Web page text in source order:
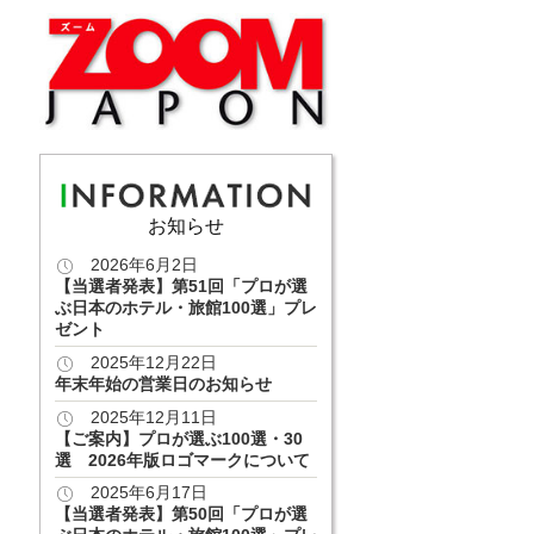
お知らせ
2026年6月2日
【当選者発表】第51回「プロが選
ぶ日本のホテル・旅館100選」プレ
ゼント
2025年12月22日
年末年始の営業日のお知らせ
2025年12月11日
【ご案内】プロが選ぶ100選・30
選 2026年版ロゴマークについて
2025年6月17日
【当選者発表】第50回「プロが選